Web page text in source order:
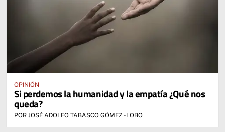
OPINIÓN
Si perdemos la humanidad y la empatía ¿Qué nos
queda?
POR JOSÉ ADOLFO TABASCO GÓMEZ -LOBO